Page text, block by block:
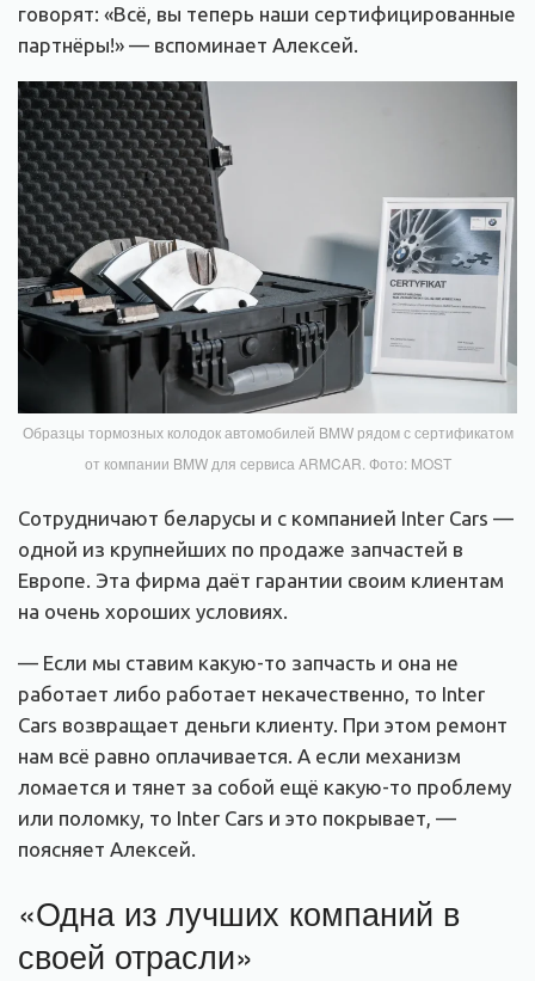
говорят: «Всё, вы теперь наши сертифицированные
партнёры!» — вспоминает Алексей.
Образцы тормозных колодок автомобилей BMW рядом с сертификатом
от компании BMW для сервиса ARMCAR. Фото: MOST
Сотрудничают беларусы и с компанией Inter Cars —
одной из крупнейших по продаже запчастей в
Европе. Эта фирма даёт гарантии своим клиентам
на очень хороших условиях.
— Если мы ставим какую-то запчасть и она не
работает либо работает некачественно, то Inter
Сars возвращает деньги клиенту. При этом ремонт
нам всё равно оплачивается. А если механизм
ломается и тянет за собой ещё какую-то проблему
или поломку, то Inter Сars и это покрывает, —
поясняет Алексей.
«Одна из лучших компаний в
своей отрасли»